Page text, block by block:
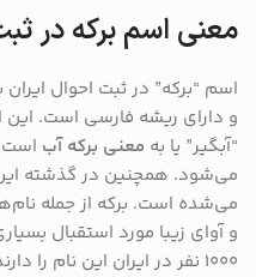
معنی اسم برکه در
اسم “برکه” در ثبت احوال
و دارای ریشه فارسی است. این
“آبگیر” یا به معنی برکه آب
می‌شود. همچنین در گذشته این
می‌شده است. برکه از جمله
و آوای زیبا مورد استقبال
۱۰۰۰ نفر در ایران این نام را دارند.